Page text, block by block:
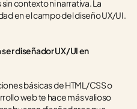
contexto ni narrativa. La
en el campo del diseño UX/UI.
diseñador UX/UI en
básicas de HTML/CSS o
web te hace más valioso